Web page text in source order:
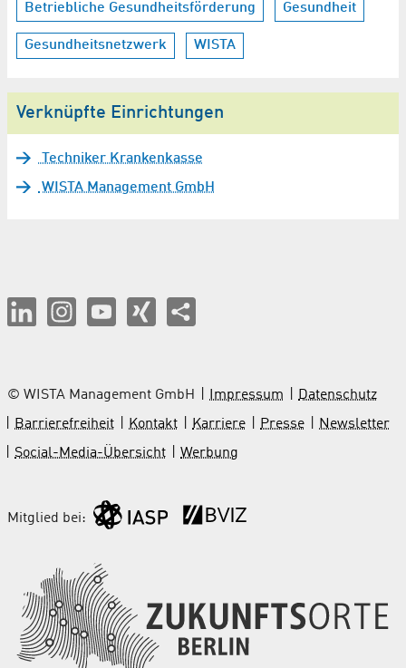
Betriebliche Gesundheitsförderung Gesundheit
Gesundheitsnetzwerk WISTA
Verknüpfte Einrichtungen
Techniker Krankenkasse
WISTA Management GmbH
© WISTA Management GmbH Impressum
Datenschutz
Barrierefreiheit
Kontakt Karriere Presse
Newsletter
Social-Media-Übersicht
Werbung
Mitglied bei: